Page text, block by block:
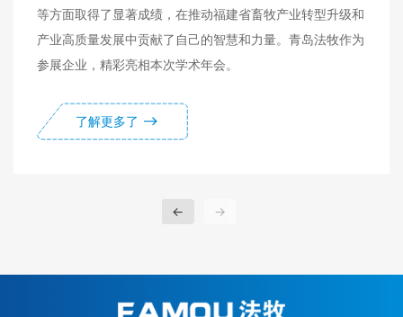
等方面取得了显著成绩，在推动福建省畜牧产业转型升级和
产业高质量发展中贡献了自己的智慧和力量。青岛法牧作为
参展企业，精彩亮相本次学术年会。
了解更多了
← →